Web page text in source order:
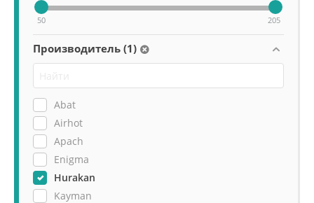
50 205
Производитель (1)
Abat
Airhot
Apach
Enigma
Hurakan
Kayman